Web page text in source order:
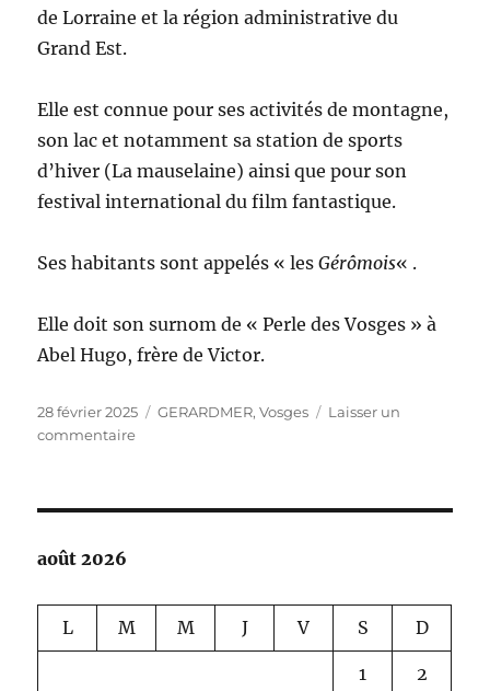
de Lorraine et la région administrative du
Grand Est.
Elle est connue pour ses activités de montagne,
son lac et notamment sa station de sports
d’hiver (La mauselaine) ainsi que pour son
festival international du film fantastique.
Ses habitants sont appelés « lesGérômois« .
Elle doit son surnom de « Perle des Vosges » à
Abel Hugo, frère de Victor.
Publié
le
28 février 2025 Catégories
GERARDMER,Vosges
Laisser un
commentairesur
août 2026
L M M J V S D
1 2